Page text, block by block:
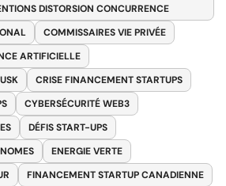
DISTORSION CONCURRENCE
COMMISSAIRES VIE PRIVÉE
ARTIFICIELLE
CRISE FINANCEMENT STARTUPS
CYBERSÉCURITÉ WEB3
DÉFIS START-UPS
ENERGIE VERTE
FINANCEMENT STARTUP CANADIENNE